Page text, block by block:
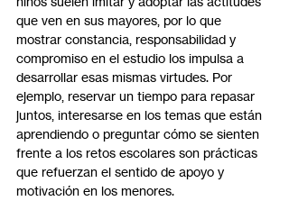
que ven en sus mayores, por lo que
mostrar constancia, responsabilidad y
compromiso en el estudio los impulsa a
desarrollar esas mismas virtudes. Por
ejemplo, reservar un tiempo para repasar
juntos, interesarse en los temas que están
aprendiendo o preguntar cómo se sienten
frente a los retos escolares son prácticas
que refuerzan el sentido de apoyo y
motivación en los menores.